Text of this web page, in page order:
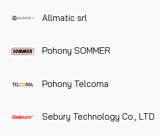
Allmatic srl
Pohony SOMMER
Pohony Telcoma
Sebury Technology Co., LTD